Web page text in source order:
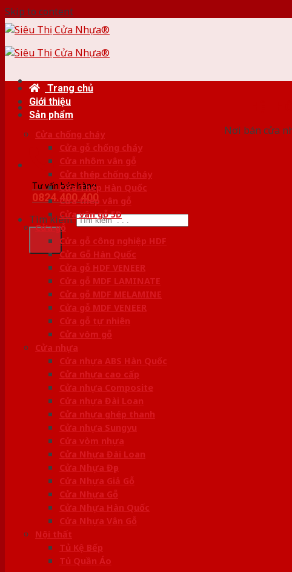
Skip to content
Nơi bán cửa
Tư vấn bán hàng
0824.400.400
Tìm kiếm:
Trang chủ
Giới thiệu
Sản phẩm
Cửa chống cháy
Cửa gỗ chống cháy
Cửa nhôm vân gỗ
Cửa thép chống cháy
Cửa Thép Hàn Quốc
Cửa thép vân gỗ
Cửa vân gỗ 5D
Cửa gỗ
Cửa gỗ công nghiệp HDF
Cửa Gỗ Hàn Quốc
Cửa gỗ HDF VENEER
Cửa gỗ MDF LAMINATE
Cửa gỗ MDF MELAMINE
Cửa gỗ MDF VENEER
Cửa gỗ tự nhiên
Cửa vòm gỗ
Cửa nhựa
Cửa nhựa ABS Hàn Quốc
Cửa nhựa cao cấp
Cửa nhựa Composite
Cửa nhựa Đài Loan
Cửa nhựa ghép thanh
Cửa nhựa Sungyu
Cửa vòm nhựa
Cửa Nhựa Đài Loan
Cửa Nhựa Đẹp
Cửa Nhựa Giả Gỗ
Cửa Nhựa Gỗ
Cửa Nhựa Hàn Quốc
Cửa Nhựa Vân Gỗ
Nội thất
Tủ Kệ Bếp
Tủ Quần Áo